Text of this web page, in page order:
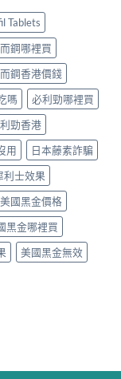
Tablets
鋼哪裡買
鋼香港價錢
嗎
必利勁哪裡買
勁香港
用
日本藤素詐騙
利士效果
美國黑金價格
黑金哪裡買
美國黑金無效